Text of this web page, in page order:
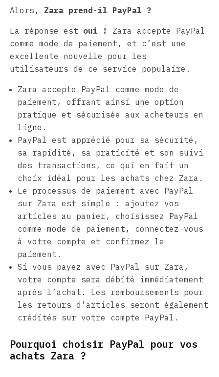
Alors, Zara prend-il PayPal ?
La réponse est oui !
Zara accepte PayPal
comme mode de paiement, et c’est une
excellente nouvelle pour les
utilisateurs de ce service populaire.
Zara accepte PayPal comme mode de
paiement, offrant ainsi une option
pratique et sécurisée aux acheteurs en
ligne.
PayPal est apprécié pour sa sécurité,
sa rapidité, sa praticité et son suivi
des transactions, ce qui en fait un
choix idéal pour les achats chez Zara.
Le processus de paiement avec PayPal
sur Zara est simple : ajoutez vos
articles au panier, choisissez PayPal
comme mode de paiement, connectez-vous
à votre compte et confirmez le
paiement.
Si vous payez avec PayPal sur Zara,
votre compte sera débité immédiatement
après l’achat. Les remboursements pour
les retours d’articles seront également
crédités sur votre compte PayPal.
Pourquoi choisir PayPal pour vos
achats Zara ?